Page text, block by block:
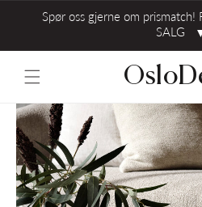
Spør oss gjerne om
SALG